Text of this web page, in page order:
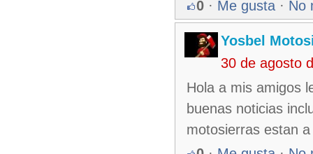
0 · Me gusta · No
Yosbel
30 de agosto
Hola a mis amigos
buenas noticias
motosierras estan